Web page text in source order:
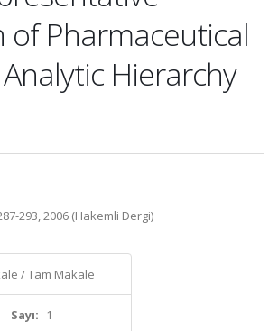
of Pharmaceutical
Hierarchy
293, 2006 (Hakemli Dergi)
/ Tam Makale
Sayı: 1